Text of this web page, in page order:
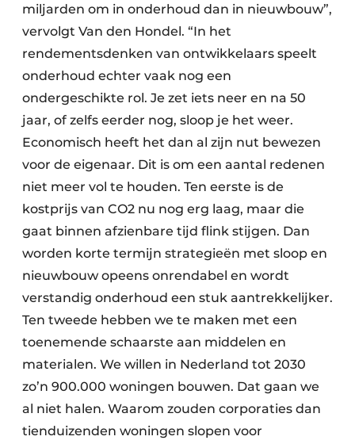
miljarden om in onderhoud dan in nieuwbouw”,
vervolgt Van den Hondel. “In het
rendementsdenken van ontwikkelaars speelt
onderhoud echter vaak nog een
ondergeschikte rol. Je zet iets neer en na 50
jaar, of zelfs eerder nog, sloop je het weer.
Economisch heeft het dan al zijn nut bewezen
voor de eigenaar. Dit is om een aantal redenen
niet meer vol te houden. Ten eerste is de
kostprijs van CO2 nu nog erg laag, maar die
gaat binnen afzienbare tijd flink stijgen. Dan
worden korte termijn strategieën met sloop en
nieuwbouw opeens onrendabel en wordt
verstandig onderhoud een stuk aantrekkelijker.
Ten tweede hebben we te maken met een
toenemende schaarste aan middelen en
materialen. We willen in Nederland tot 2030
zo’n 900.000 woningen bouwen. Dat gaan we
al niet halen. Waarom zouden corporaties dan
tienduizenden woningen slopen voor